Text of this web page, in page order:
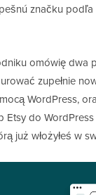
značku podľa
omówię dwa
zupełnie
WordPress,
Etsy do
już włożyłeś w